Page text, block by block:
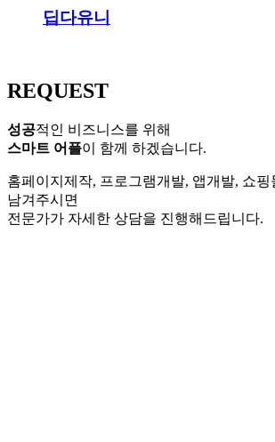
딥다유니
REQUEST
성공적인 비즈니스를 위해
스마트 어플이 함께 하겠습니다.
홈페이지제작, 프로그램개발, 앱개발, 쇼
남겨주시면
전문가가 자세한 상담을 진행해드립니다.